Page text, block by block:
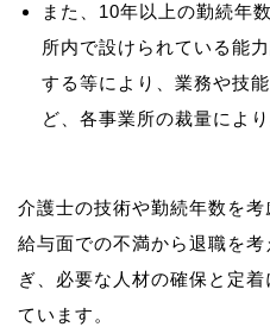
また、10年以上の勤続年
所内で設けられている能
する等により、業務や技
ど、各事業所の裁量によ
介護士の技術や勤続年数を考
給与面での不満から退職を
ぎ、必要な人材の確保と定
ています。